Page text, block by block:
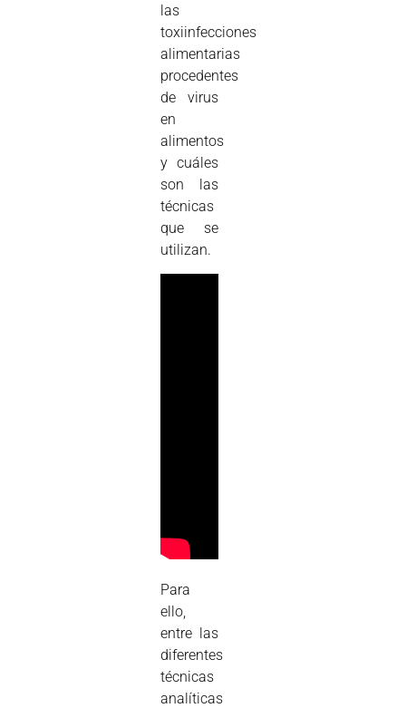
las
toxiinfecciones
alimentarias
procedentes
de virus
en
alimentos
y cuáles
son las
técnicas
que se
utilizan.
Para
ello,
entre las
diferentes
técnicas
analíticas